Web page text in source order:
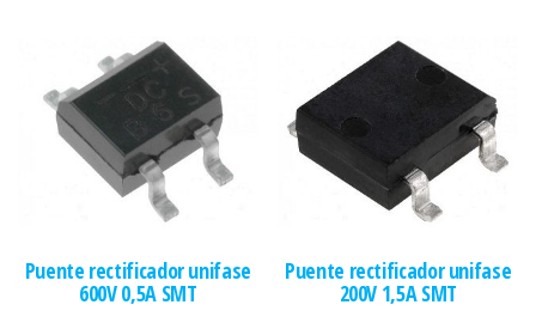
Puente rectificador unifase
600V 0,5A SMT
Puente rectificador unifase
200V 1,5A SMT